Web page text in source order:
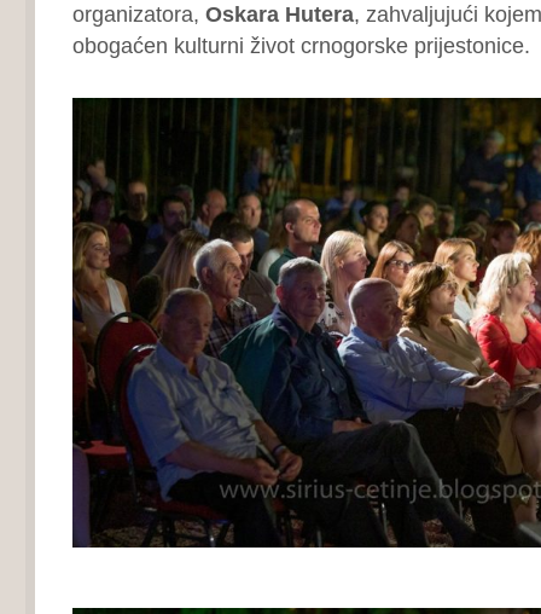
organizatora, Oskara Hutera, zahvaljujući
obogaćen kulturni život crnogorske prijestonice.